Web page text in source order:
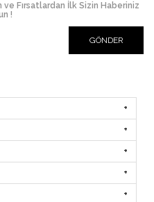
Fırsatlardan İlk Sizin Haberiniz
!
GÖNDER